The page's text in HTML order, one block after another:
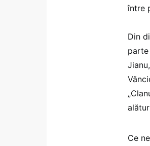
între
Din
Ce